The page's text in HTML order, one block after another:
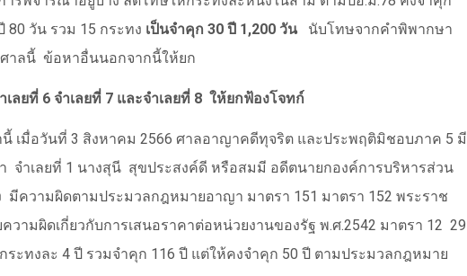
80 วัน รวม 15 กระทง เป็นจำคุก 30 ปี 1 ,200 วัน
นับโทษจากคำพิพากษา
าลนี้ ข้อหาอื่นนอกจากนี้ให้ยก
เลยที่ 6 จำเลยที่ 7 และจำเลยที่ 8 ให้ยกฟ้องโจทก์
เมื่อวันที่ 3 สิงหาคม 2566 ศาลอาญาคดีทุจริต และประพฤติมิชอบภาค 5 มี
จำเลยที่ 1 นางสุนี สุขประสงค์ดี หรือสมมี อดีตนายกองค์การบริหารส่วน
มีความผิดตามประมวลกฎหมายอาญา มาตรา 151 มาตรา 152 พระราช
ามผิดเกี่ยวกับการเสนอราคาต่อหน่วยงานของรัฐ พ.ศ.2542 มาตรา 12 29
ระทงละ 4 ปี รวมจำคุก 116 ปี แต่ให้คงจำคุก 50 ปี ตามประมวลกฎหมาย